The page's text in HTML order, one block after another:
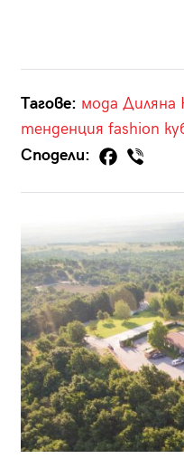
Тагове: мода Диляна
тенденция fashion
Сподели: